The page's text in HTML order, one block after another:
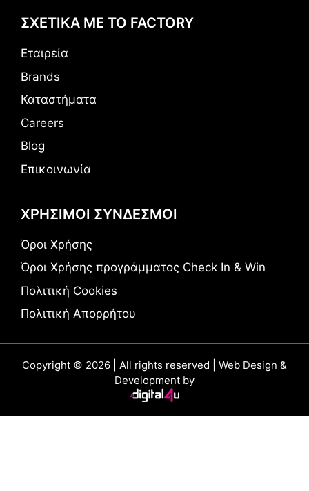
ΣΧΕΤΙΚΑ ΜΕ ΤΟ FACTORY
Εταιρεία
Brands
Καταστήματα
Careers
Blog
Επικοινωνία
ΧΡΗΣΙΜΟΙ ΣΥΝΔΕΣΜΟΙ
Όροι Χρήσης
Όροι Χρήσης προγράμματος Check In & Win
Πολιτική Cookies
Πολιτική Απορρήτου
Copyright © 2026 | All rights reserved | Web Design &
Development by